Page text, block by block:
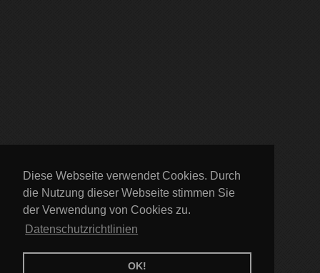
Diese Webseite verwendet Cookies. Durch
die Nutzung dieser Webseite stimmen Sie
der Verwendung von Cookies zu.
Datenschutzrichtlinien
OK!